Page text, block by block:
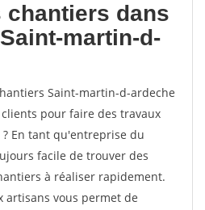
chantiers dans
martin-d-
Saint-martin-d-ardeche
pour faire des travaux
En tant qu'entreprise du
facile de trouver des
à réaliser rapidement.
artisans vous permet de